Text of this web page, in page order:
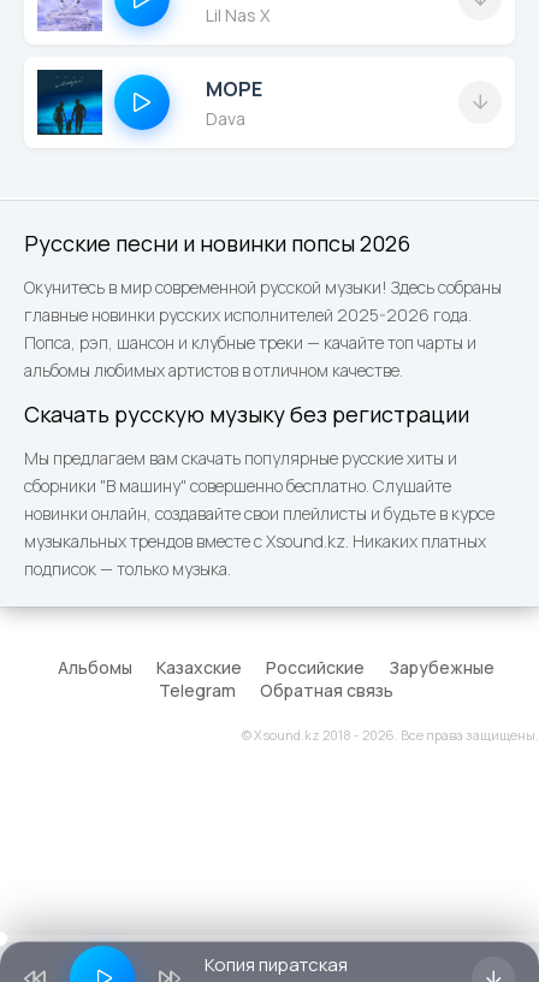
Русские песни и новинки попсы 2026
Окунитесь в мир современной русской музыки! Здесь собраны
главные новинки русских исполнителей 2025-2026 года.
Попса, рэп, шансон и клубные треки — качайте топ чарты и
альбомы любимых артистов в отличном качестве.
Скачать русскую музыку без регистрации
Мы предлагаем вам скачать популярные русские хиты и
сборники "В машину" совершенно бесплатно. Слушайте
новинки онлайн, создавайте свои плейлисты и будьте в курсе
музыкальных трендов вместе с Xsound.kz. Никаких платных
подписок — только музыка.
Lil Nas X
МОРЕ
Dava
Альбомы Казахские Российские
Зарубежные
Telegram
Обратная связь
© Xsound.kz 2018 - 2026. Все права защищены.
Копия пиратская